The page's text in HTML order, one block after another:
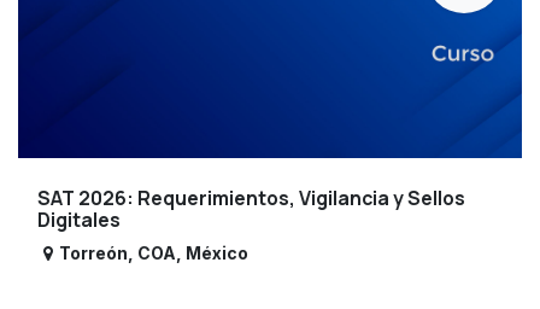
SAT 2026: Requerimientos, Vigilancia y Sellos
Digitales
Torreón COA México